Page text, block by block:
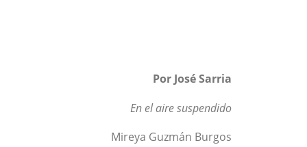
Por José Sarria
En el aire suspendido
Mireya Guzmán Burgos